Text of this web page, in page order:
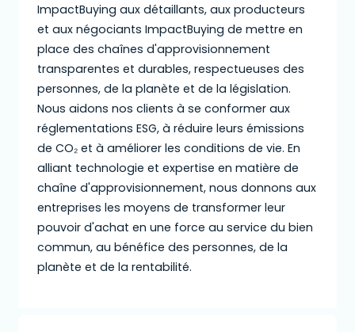
ImpactBuying aux détaillants, aux producteurs
et aux négociants ImpactBuying de mettre en
place des chaînes d'approvisionnement
transparentes et durables, respectueuses des
personnes, de la planète et de la législation.
Nous aidons nos clients à se conformer aux
réglementations ESG, à réduire leurs émissions
de CO₂ et à améliorer les conditions de vie. En
alliant technologie et expertise en matière de
chaîne d'approvisionnement, nous donnons aux
entreprises les moyens de transformer leur
pouvoir d'achat en une force au service du bien
commun, au bénéfice des personnes, de la
planète et de la rentabilité.